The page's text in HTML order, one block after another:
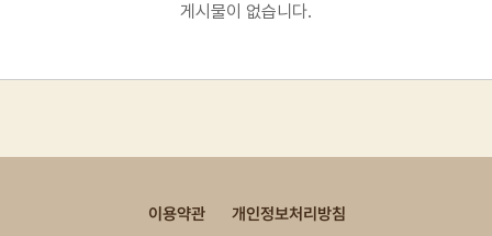
게시물이 없습니다.
이용약관 개인정보처리방침